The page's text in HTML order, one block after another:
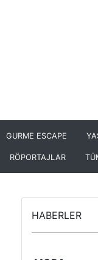
GURME ESCAPE
RÖPORTAJLAR
HABERLER